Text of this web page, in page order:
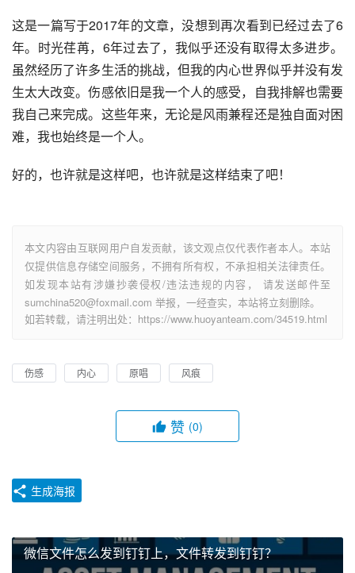
这是一篇写于2017年的文章，没想到再次看到已经过去了6
年。时光荏苒，6年过去了，我似乎还没有取得太多进步。
虽然经历了许多生活的挑战，但我的内心世界似乎并没有发
生太大改变。伤感依旧是我一个人的感受，自我排解也需要
我自己来完成。这些年来，无论是风雨兼程还是独自面对困
难，我也始终是一个人。
好的，也许就是这样吧，也许就是这样结束了吧！
本文内容由互联网用户自发贡献，该文观点仅代表作者本人。本站
仅提供信息存储空间服务，不拥有所有权，不承担相关法律责任。
如发现本站有涉嫌抄袭侵权/违法违规的内容， 请发送邮件至
sumchina520@foxmail.com 举报，一经查实，本站将立刻删除。
如若转载，请注明出处：https://www.huoyanteam.com/34519.html
伤感 内心 原唱 风痕
赞 (0)
生成海报
微信文件怎么发到钉钉上，文件转发到钉钉？